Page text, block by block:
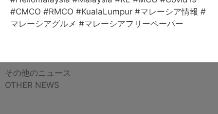
#CMCO #RMCO #KualaLumpur #マレーシア情報 #
マレーシアグルメ #マレーシアフリーペーパー
その他のニュース
OTHER NEWS